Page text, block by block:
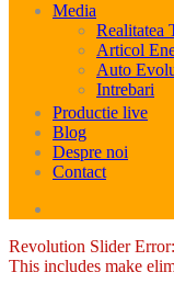
Media
Realitatea
Articol
Auto
Intrebari
Productie live
Blog
Despre noi
Contact
Revolution Slider
This includes make